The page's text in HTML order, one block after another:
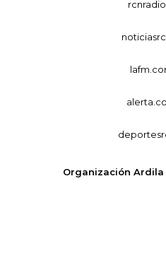
Organización